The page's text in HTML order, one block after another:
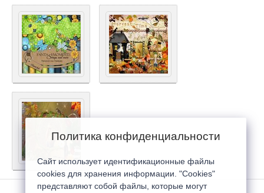
Политика конфиденциальности
Сайт использует идентификационные файлы
cookies для хранения информации. "Cookies"
представляют собой файлы, которые могут